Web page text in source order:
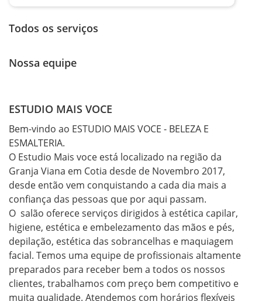
Todos os serviços
Nossa equipe
ESTUDIO MAIS VOCE
Bem-vindo ao ESTUDIO MAIS VOCE - BELEZA E
ESMALTERIA.
O Estudio Mais voce está localizado na região da
Granja Viana em Cotia desde de Novembro 2017,
desde então vem conquistando a cada dia mais a
confiança das pessoas que por aqui passam.
O  salão oferece serviços dirigidos à estética capilar,
higiene, estética e embelezamento das mãos e pés,
depilação, estética das sobrancelhas e maquiagem
facial. Temos uma equipe de profissionais altamente
preparados para receber bem a todos os nossos
clientes, trabalhamos com preço bem competitivo e
muita qualidade. Atendemos com horários flexíveis